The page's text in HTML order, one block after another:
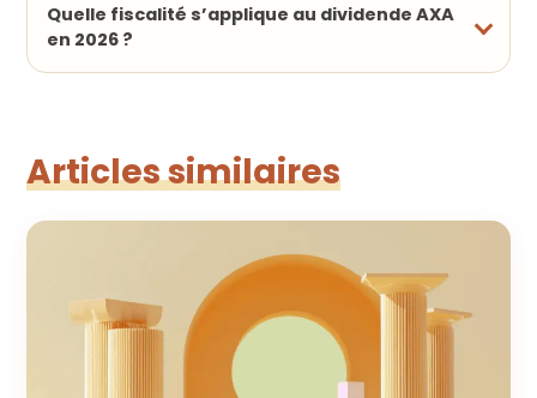
Quelle fiscalité s’applique au dividende AXA
en 2026 ?
Articles similaires